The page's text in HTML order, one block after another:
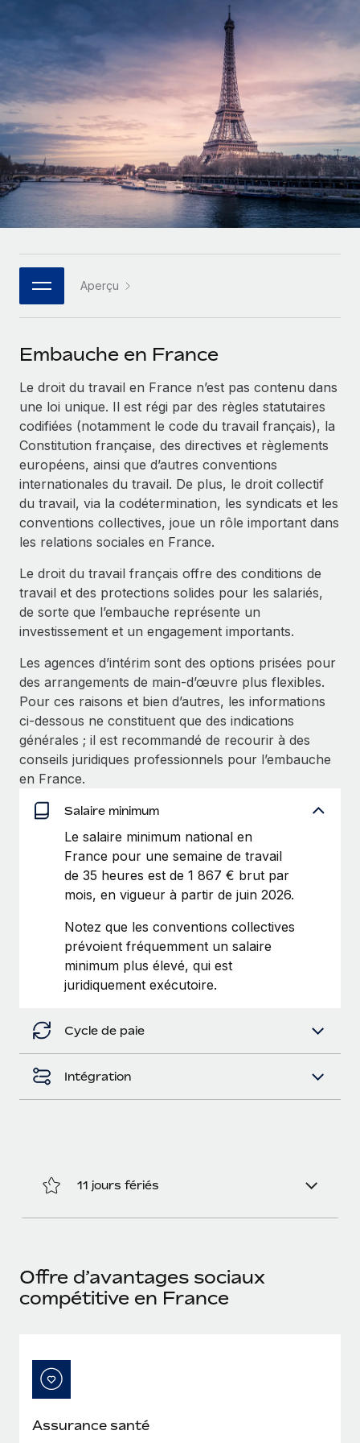
Intégrez et gérez vos freelances partout dans le monde
Sous-traitez les opérations complexes liées à l’emploi
INFRASTRUCTURE
Intégration Remote
Intégrez vos RH aux flux de travail en toute simplicité
Plateforme
Des fonctions RH clés intégrées pour votre équipe
Connectez n'importe quel outil d’IA à Remote grâce à
notre MCP
Rationalisez vos processus avec des outils essentiels
SERVICES
Demandez aux experts
Recevez des conseils d’experts sur les RH à
l’international et la conformité
Contrôles d’antécédents
Simplifiez vos processus de présélection des
candidats
Remote Watchtower
Gardez un temps d’avance sur les risques en
matière de conformité
Gestion des appareils
Achetez et suivez vos équipements informatiques
dans le monde entier
Création d’entité
Établissez des entités rapidement et en toute
conformité
Mobilité et déménagement international
employés
Avantages sociaux
Gérez facilement les avantages sociaux
Examinez notre service par rapport aux autres
CROISSANCE
Des solutions agiles et internationales pour les RH et la
paie des entreprises en pleine croissance
Entreprises intermédiaires
Développez vos équipes avec des solutions RH sur
mesure
Entreprise
Les RH à l’international pour les grandes entreprises
Partenaires stratégiques de la tech
Devenir partenaire
Explorez avec nous vos opportunités de partenariat
Remote Build
Bientôt disponible
Conseil en intégrations et automatisations assistées par
ÉTUDES DE CAS
Comment Weaviate, l'as de l'IA, a développé
ses effectifs de 120 % avec Remote
Weaviate en bref Weaviate crée des infrastructures open
En savoir plus
Intégration Remote x BambooHR : du local à
l’international, le recrutement sans changer de
plateforme
embaucher et gérer les employés internationaux...
En savoir plus
Calculateur de paiement des freelances
Découvrez les devises disponibles et les vitesses de
paiement pour vos freelances internationaux
APPRENDRE AVEC REMOTE
Recherche et guides
Checklists et modèles
Descriptions de postes
Salle de presse
Données sur les salaires et les talents
Centre de ressources
Obtenir de l’aide
Voir toutes les ressources
Paie multipays
Gestion des freelances
Taxes
Explorer le blog
Mises à jour des produits de Remote :
Intégrations Gusto et Xero et Gestion des
freelances Plus
Remote a toujours pour mission d'aider les entreprises de
En savoir plus
Phiture, un leader notable du conseil en matière de
Français
Deutsch
Español
Italiano
Português (Portugal)
日本語
한국어
Aperçu
Embauche en France
Le droit du travail en France n’est pas contenu dans
une loi unique. Il est régi par des règles statutaires
codifiées (notamment le code du travail français), la
Constitution française, des directives et règlements
européens, ainsi que d’autres conventions
internationales du travail. De plus, le droit collectif
du travail, via la codétermination, les syndicats et les
conventions collectives, joue un rôle important dans
les relations sociales en France.
Le droit du travail français offre des conditions de
travail et des protections solides pour les salariés,
de sorte que l’embauche représente un
investissement et un engagement importants.
Les agences d’intérim sont des options prisées pour
des arrangements de main‑d’œuvre plus flexibles.
Pour ces raisons et bien d’autres, les informations
ci‑dessous ne constituent que des indications
générales ; il est recommandé de recourir à des
conseils juridiques professionnels pour l’embauche
en France.
Salaire minimum
Le salaire minimum national en
France pour une semaine de travail
de 35 heures est de 1 867 € brut par
mois, en vigueur à partir de juin 2026.
Notez que les conventions collectives
prévoient fréquemment un salaire
minimum plus élevé, qui est
juridiquement exécutoire.
Cycle de paie
Intégration
11 jours fériés
Offre d’avantages sociaux
compétitive en France
Assurance santé